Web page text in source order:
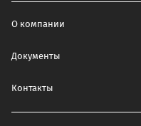
О компании
Документы
Контакты